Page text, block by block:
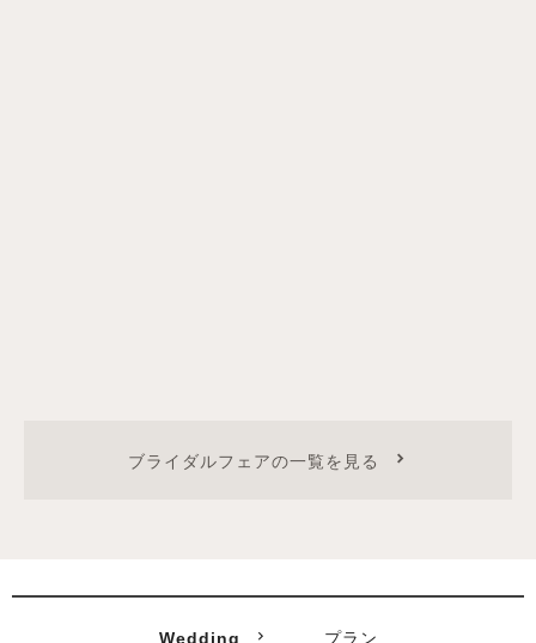
ブライダルフェアの一覧を見る
Wedding プラン